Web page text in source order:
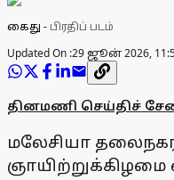
கைது - பிரதிப் படம்
Updated On :29 ஜூன் 2026,
தினமணி செய்திச்
மலேசியா